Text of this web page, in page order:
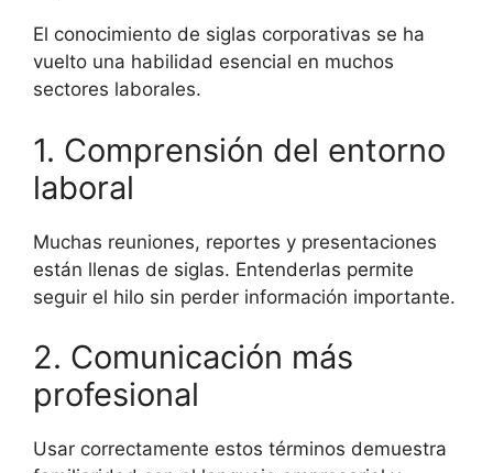
El conocimiento de siglas corporativas se ha
vuelto una habilidad esencial en muchos
sectores laborales.
1. Comprensión del entorno
laboral
Muchas reuniones, reportes y presentaciones
están llenas de siglas. Entenderlas permite
seguir el hilo sin perder información importante.
2. Comunicación más
profesional
Usar correctamente estos términos demuestra